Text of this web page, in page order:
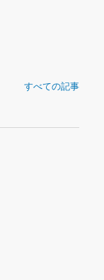
すべての記事